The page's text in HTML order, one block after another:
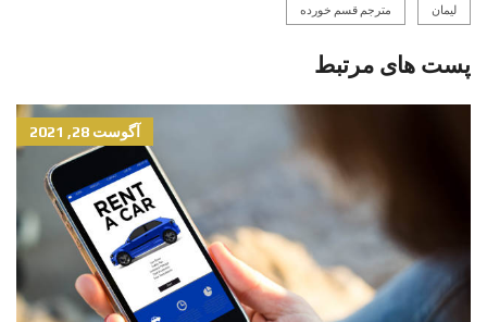
لیمان مترجم قسم خورده
پست های مرتبط
آگوست 28, 2021